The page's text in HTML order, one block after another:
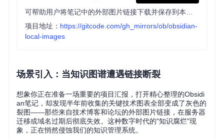
项目地址： https://gitcode.com/gh_mirrors/ob/obsidian-
local-images
场景引入：当知识图谱遭遇链接断裂
想象你正在准备一场重要的项目汇报，打开精心整理的Obsidi
an笔记，却发现半年前收集的关键技术图表全部变成了灰色的
裂图——那些来自技术博客和论坛的外部图片链接，在服务器
迁移或域名过期后彻底失效。这种数字时代的"知识腐烂"现
象，正在悄然侵蚀我们的知识管理系统。